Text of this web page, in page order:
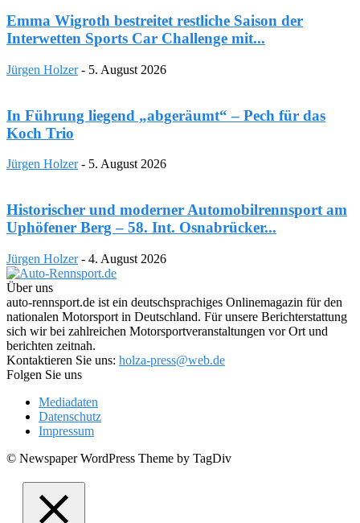
Emma Wigroth bestreitet restliche Saison der
Interwetten Sports Car Challenge mit...
Jürgen Holzer - 5. August 2026
In Führung liegend „abgeräumt“ – Pech für das
Koch Trio
Jürgen Holzer - 5. August 2026
Historischer und moderner Automobilrennsport am
Uphöfener Berg – 58. Int. Osnabrücker...
Jürgen Holzer - 4. August 2026
Über uns
auto-rennsport.de ist ein deutschsprachiges Onlinemagazin für den
nationalen Motorsport in Deutschland. Für unsere Berichterstattung
sich wir bei zahlreichen Motorsportveranstaltungen vor Ort und
berichten zeitnah.
Kontaktieren Sie uns: holza-press@web.de
Folgen Sie uns
Mediadaten
Datenschutz
Impressum
© Newspaper WordPress Theme by TagDiv